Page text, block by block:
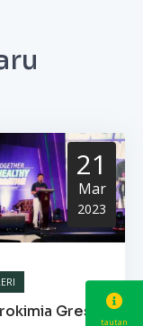
21
Mar
2023
Gresik
tautan